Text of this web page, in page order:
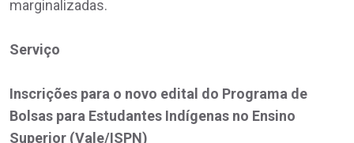
marginalizadas.
Serviço
Inscrições para o novo edital do Programa de
Bolsas para Estudantes Indígenas no Ensino
Superior (Vale/ISPN)